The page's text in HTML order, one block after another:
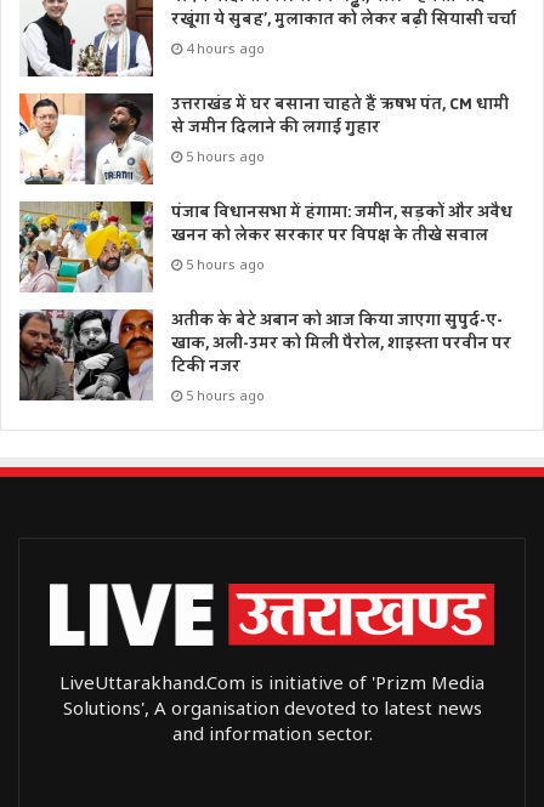
रखूंगा ये सुबह’, मुलाकात को लेकर बढ़ी सियासी चर्चा
4 hours ago
उत्तराखंड में घर बसाना चाहते हैं ऋषभ पंत, CM धामी
से जमीन दिलाने की लगाई गुहार
5 hours ago
पंजाब विधानसभा में हंगामा: जमीन, सड़कों और अवैध
खनन को लेकर सरकार पर विपक्ष के तीखे सवाल
5 hours ago
अतीक के बेटे अबान को आज किया जाएगा सुपुर्द-ए-
खाक, अली-उमर को मिली पैरोल, शाइस्ता परवीन पर
टिकी नजर
5 hours ago
LiveUttarakhand.Com is initiative of 'Prizm Media
Solutions', A organisation devoted to latest news
and information sector.